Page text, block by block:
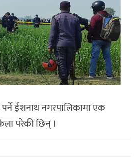
ईशनाथ नगरपालिकामा एक
परेकी छिन् ।